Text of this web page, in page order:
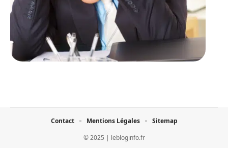
© 2025 | lebloginfo.fr
Contact Mentions Légales Sitemap